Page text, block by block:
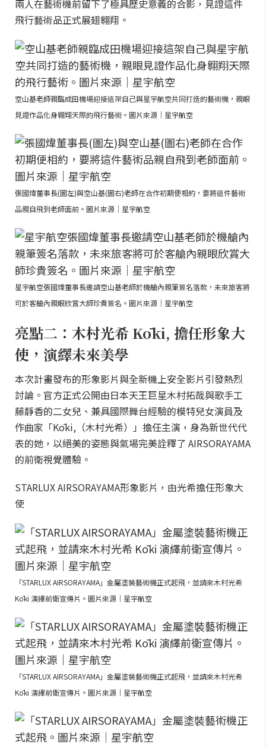
兩人在藝術機前留下了極具歷史意義的合影，見證這件
飛行藝術品正式展翅翱翔。
空山基老師親臨成田機場迎接這架自己與星宇航空共同打造的藝術機，親眼
見證作品化身翱翔天際的飛行藝術。圖片來源｜星宇航空
張國煒董事長(圖左)與空山基(圖右)老師在合作初期便相約，要將這件藝術
品親自飛到老師面前。圖片來源｜星宇航空
星宇航空張國煒董事長邀請空山基老師於機艙內親筆簽名落款，未來旅客將
可於客艙內親眼欣賞大師珍貴簽名。圖片來源｜星宇航空
亮點二：木村光希 Kōki, 擔任形象大
使，演繹未來美學
本次計畫發布的形象影片與全新機上安全影片引發熱烈
討論。官方正式公開由日本天王巨星木村拓哉與歌手工
藤靜香的二女兒、兼具國際舞台經驗的模特兒女演員及
作曲家「Kōki,（木村光希）」擔任主演，身為新世代代
表的她，以絕美的姿態與氣場完美詮釋了 AIRSORAYAMA
的前衛視覺體驗。
STARLUX AIRSORAYAMA形象影片，由光希擔任形象大
使
「STARLUX AIRSORAYAMA」金屬塗裝藝術機正式起飛，並請來木村光希
Kōki 演繹前衛宣傳片。圖片來源｜星宇航空
「STARLUX AIRSORAYAMA」金屬塗裝藝術機正式起飛，並請來木村光希
Kōki 演繹前衛宣傳片。圖片來源｜星宇航空